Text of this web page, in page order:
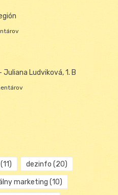
Juliana Ludviková, 1. B
dezinfo (20)
marketing (10)